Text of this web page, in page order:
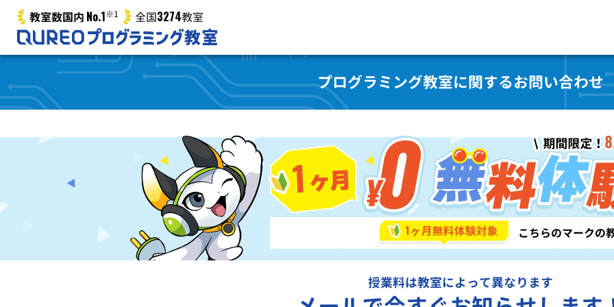
教室数国内 No.1※1 全国3274教室
プログラミング教室に関するお問い合わせ
授業料は教室によって異なります